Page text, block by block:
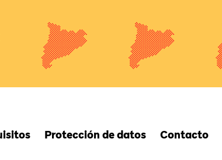
Protección de datos Contacto